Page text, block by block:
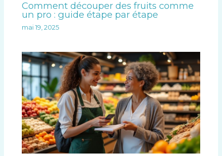
Comment découper des fruits comme
un pro : guide étape par étape
mai 19, 2025